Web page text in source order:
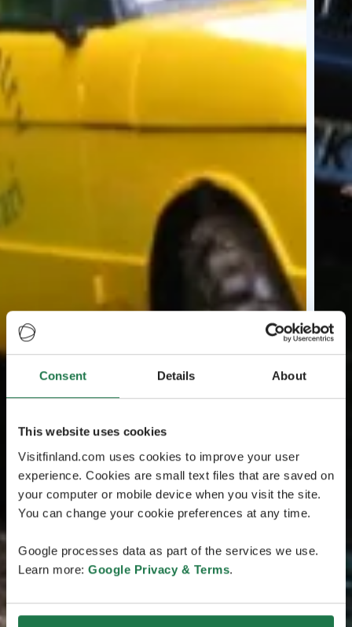
Consent Details About
This website uses cookies
Visitfinland.com uses cookies to improve your user
experience. Cookies are small text files that are saved on
your computer or mobile device when you visit the site.
You can change your cookie preferences at any time.
Google processes data as part of the services we use.
Learn more: Google Privacy & Terms.